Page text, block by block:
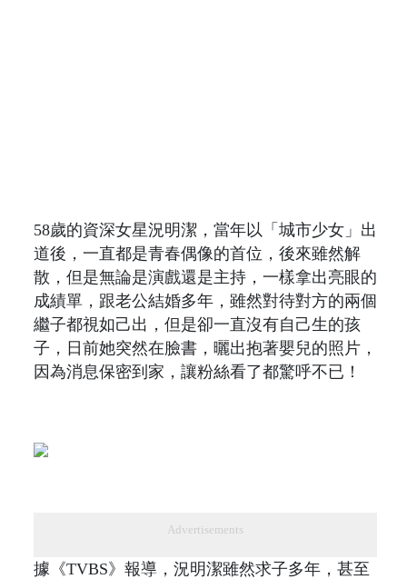
58歲的資深女星況明潔，當年以「城市少女」出
道後，一直都是青春偶像的首位，後來雖然解
散，但是無論是演戲還是主持，一樣拿出亮眼的
成績單，跟老公結婚多年，雖然對待對方的兩個
繼子都視如己出，但是卻一直沒有自己生的孩
子，日前她突然在臉書，曬出抱著嬰兒的照片，
因為消息保密到家，讓粉絲看了都驚呼不已！
Advertisements
據《TVBS》報導，況明潔雖然求子多年，甚至